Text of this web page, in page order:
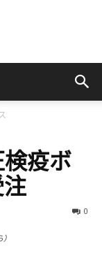
疫ボ
0